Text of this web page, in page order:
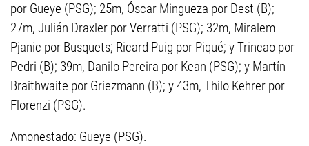
por Gueye (PSG); 25m, Óscar Mingueza por Dest (B);
27m, Julián Draxler por Verratti (PSG); 32m, Miralem
Pjanic por Busquets; Ricard Puig por Piqué; y Trincao por
Pedri (B); 39m, Danilo Pereira por Kean (PSG); y Martín
Braithwaite por Griezmann (B); y 43m, Thilo Kehrer por
Florenzi (PSG).
Amonestado: Gueye (PSG).